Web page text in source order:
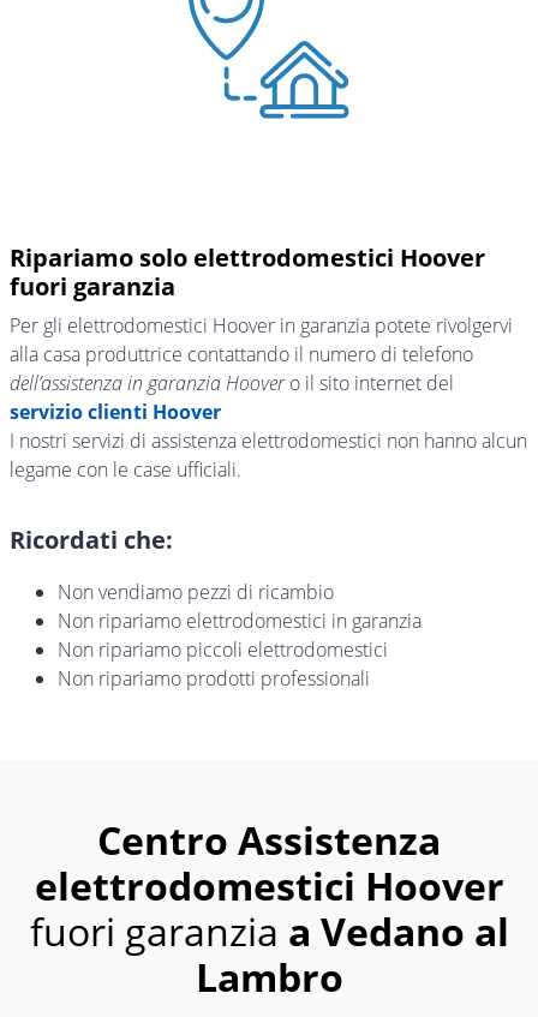
Ripariamo solo elettrodomestici Hoover
fuori garanzia
Per gli elettrodomestici Hoover in garanzia potete rivolgervi
alla casa produttrice contattando il numero di telefono
dell’assistenza in garanzia Hoovero il sito internet del
servizio clienti Hoover
I nostri servizi di assistenza elettrodomestici non hanno alcun
legame con le case ufficiali.
Ricordati che:
Non vendiamo pezzi di ricambio
Non ripariamo elettrodomestici in garanzia
Non ripariamo piccoli elettrodomestici
Non ripariamo prodotti professionali
Centro Assistenza
elettrodomestici Hoover
fuori garanzia a Vedano al
Lambro